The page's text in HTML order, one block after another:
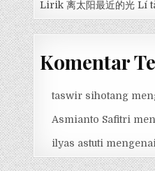
Lirik 离太阳最近的光 Lí
Komentar
taswir sihotang
Asmianto Safitri
ilyas astuti mengenai